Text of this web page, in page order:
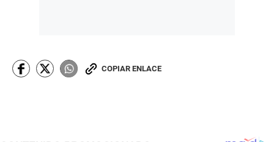
COPIAR ENLACE